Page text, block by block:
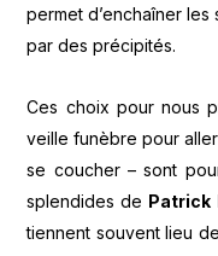
permet d’enchaîner
par des précipités.
Ces choix pour nous
veille funèbre pour
se coucher – sont
splendides de Patrick
tiennent souvent lieu